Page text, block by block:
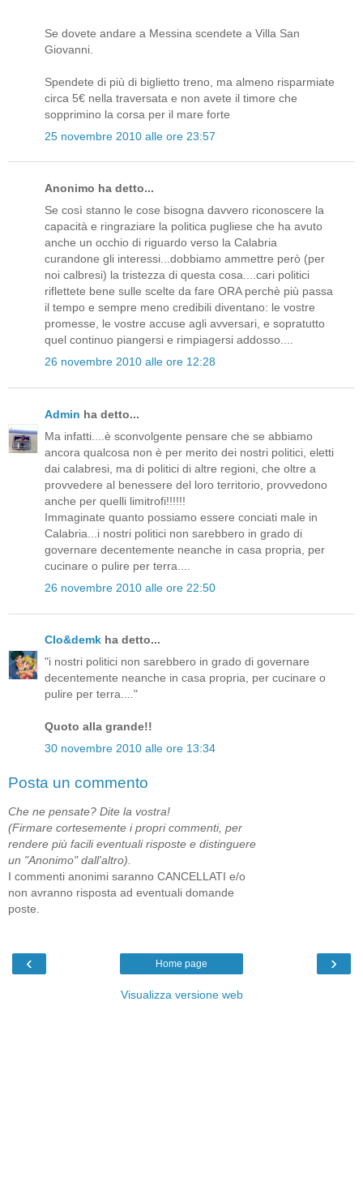
Se dovete andare a Messina scendete a Villa San
Giovanni.
Spendete di più di biglietto treno, ma almeno risparmiate
circa 5€ nella traversata e non avete il timore che
sopprimino la corsa per il mare forte
25 novembre 2010 alle ore 23:57
Anonimo ha detto...
Se così stanno le cose bisogna davvero riconoscere la
capacità e ringraziare la politica pugliese che ha avuto
anche un occhio di riguardo verso la Calabria
curandone gli interessi...dobbiamo ammettre però (per
noi calbresi) la tristezza di questa cosa....cari politici
riflettete bene sulle scelte da fare ORA perchè più passa
il tempo e sempre meno credibili diventano: le vostre
promesse, le vostre accuse agli avversari, e sopratutto
quel continuo piangersi e rimpiagersi addosso....
26 novembre 2010 alle ore 12:28
Admin ha detto...
Ma infatti....è sconvolgente pensare che se abbiamo
ancora qualcosa non è per merito dei nostri politici, eletti
dai calabresi, ma di politici di altre regioni, che oltre a
provvedere al benessere del loro territorio, provvedono
anche per quelli limitrofi!!!!!!
Immaginate quanto possiamo essere conciati male in
Calabria...i nostri politici non sarebbero in grado di
governare decentemente neanche in casa propria, per
cucinare o pulire per terra....
26 novembre 2010 alle ore 22:50
Clo&demk ha detto...
"i nostri politici non sarebbero in grado di governare
decentemente neanche in casa propria, per cucinare o
pulire per terra...."
Quoto alla grande!!
30 novembre 2010 alle ore 13:34
Posta un commento
Che ne pensate? Dite la vostra!
(Firmare cortesemente i propri commenti, per
rendere più facili eventuali risposte e distinguere
un "Anonimo" dall'altro).
I commenti anonimi saranno CANCELLATI e/o
non avranno risposta ad eventuali domande
poste.
‹ ›
Home page
Visualizza versione web